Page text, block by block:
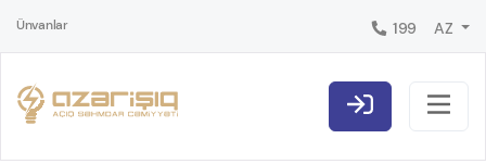
Ünvanlar 199 AZ